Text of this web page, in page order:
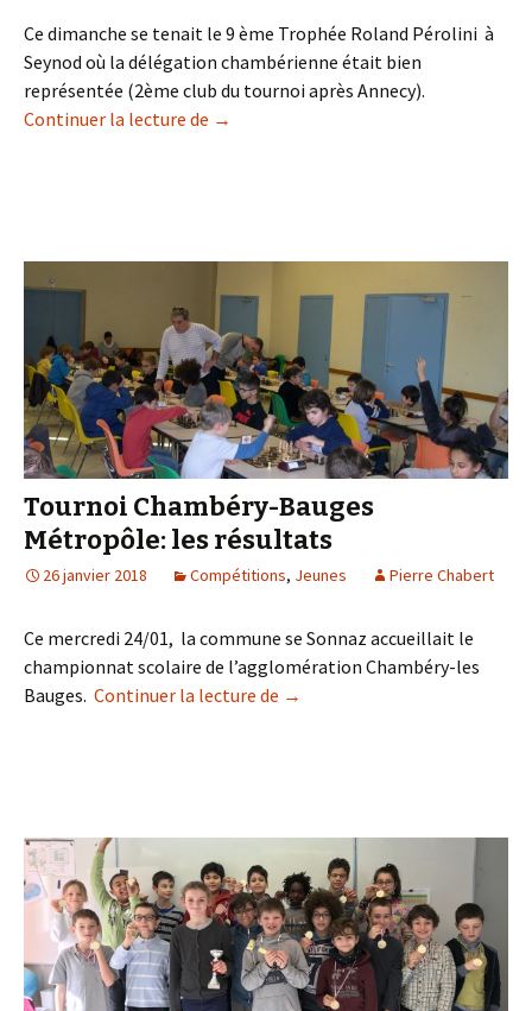
Ce dimanche se tenait le 9 ème Trophée Roland Pérolini à
Seynod où la délégation chambérienne était bien
représentée (2ème club du tournoi après Annecy).
Continuer la lecture de Rapide de Seynod
→
Tournoi Chambéry-Bauges
Métropôle: les résultats
26 janvier 2018 Compétitions, Jeunes Pierre Chabert
Ce mercredi 24/01, la commune se Sonnaz accueillait le
championnat scolaire de l’agglomération Chambéry-les
Bauges. Continuer la lecture de Tournoi Chambéry-Bauges
→